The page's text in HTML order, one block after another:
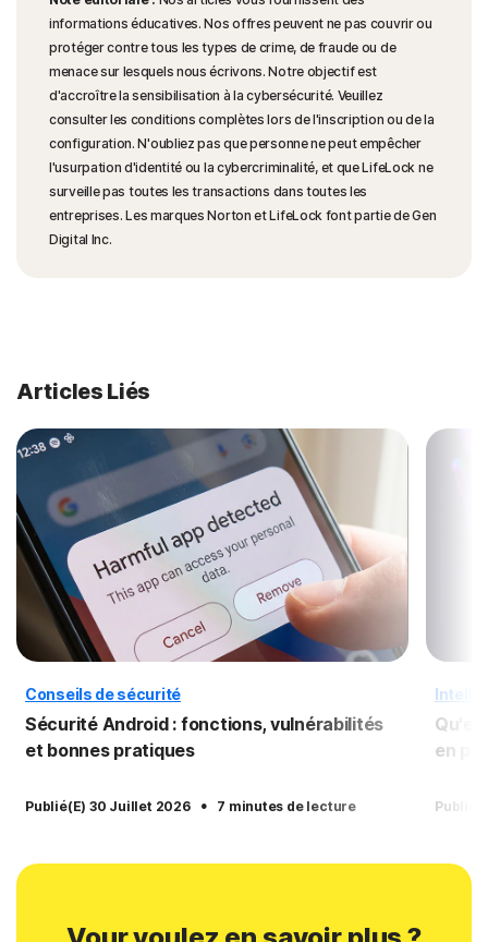
informations éducatives. Nos offres peuvent ne pas couvrir ou
protéger contre tous les types de crime, de fraude ou de
menace sur lesquels nous écrivons. Notre objectif est
d'accroître la sensibilisation à la cybersécurité. Veuillez
consulter les conditions complètes lors de l'inscription ou de la
configuration. N'oubliez pas que personne ne peut empêcher
l'usurpation d'identité ou la cybercriminalité, et que LifeLock ne
surveille pas toutes les transactions dans toutes les
entreprises. Les marques Norton et LifeLock font partie de Gen
Digital Inc.
Articles Liés
Conseils de sécurité
Sécurité Android : fonctions, vulnérabilités
et bonnes pratiques
Publié(e) 30 Juillet 2026 · 7 minutes de lecture
en